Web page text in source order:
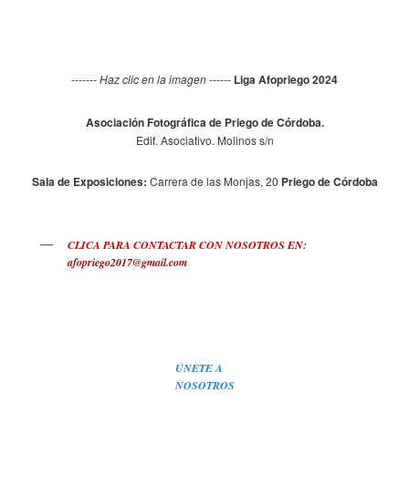
------- Haz clic en la imagen ------ Liga Afopriego 2024
Asociación Fotográfica de Priego de Córdoba.
Edif. Asociativo. Molinos s/n
Sala de Exposiciones: Carrera de las Monjas, 20 Priego de Córdoba
CLICA PARA CONTACTAR CON NOSOTROSEN:
afopriego2017@gmail.com
ÚNETE A
NOSOTROS